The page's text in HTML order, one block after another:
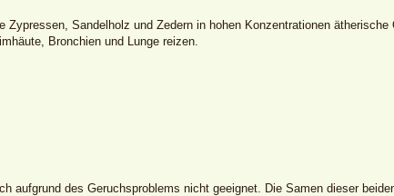
Sandelholz und Zedern in hohen Konzentrationen
Bronchien und Lunge reizen.
aufgrund des Geruchsproblems nicht geeignet. Die Samen dieser